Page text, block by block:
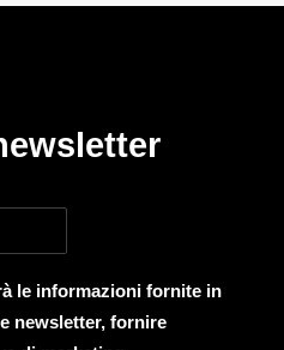
le informazioni fornite in
newsletter, fornire